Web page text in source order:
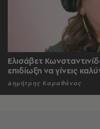
Ελισάβετ
επιδίωξη να γίνεις
Δημήτρης Καραθάνος